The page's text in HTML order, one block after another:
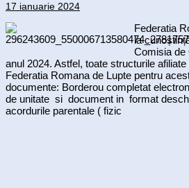
17 ianuarie 2024
Federatia
la
Comisia de
anul 2024. Astfel, toate structurile
Federatia Romana de Lupte pentru
documente: Borderou completat
de unitate si document in format
acordurile parentale ( fizic